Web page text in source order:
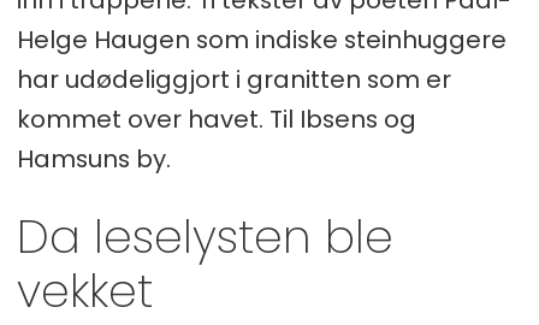
Helge Haugen som indiske steinhuggere
har udødeliggjort i granitten som er
kommet over havet. Til Ibsens og
Hamsuns by.
Da leselysten ble
vekket